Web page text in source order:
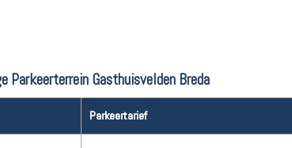
Parkeerterrein Gasthuisvelden Breda
Parkeertarief